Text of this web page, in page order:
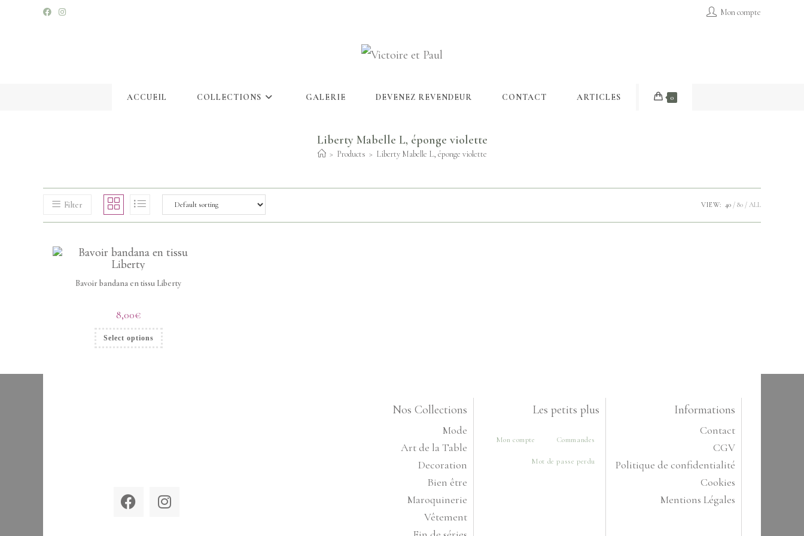
Mon compte
ACCUEIL COLLECTIONS GALERIE DEVENEZ REVENDEUR CONTACT ARTICLES 0
Liberty Mabelle L, éponge violette
> Products > Liberty Mabelle L, éponge violette
Filter VIEW: 40 80 ALL
Bavoir bandana en tissu Liberty
8,00€
Select options
Nos Collections
Mode
Art de la Table
Decoration
Bien être
Maroquinerie
Vêtement
Les petits plus
Mon compte Commandes
Mot de passe perdu
Informations
Contact
CGV
Politique de confidentialité
Cookies
Mentions Légales